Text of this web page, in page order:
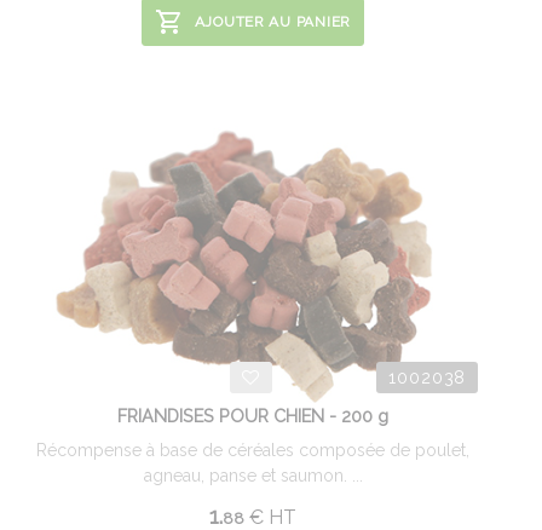
AJOUTER AU PANIER
1002038
FRIANDISES POUR CHIEN - 200 g
Récompense à base de céréales composée de poulet,
agneau, panse et saumon. ...
1.88 € HT